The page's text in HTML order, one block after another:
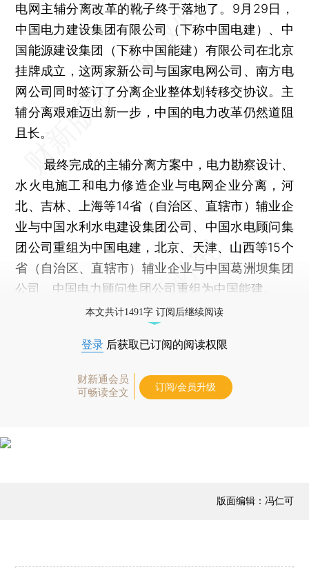
电网主辅分离改革的靴子终于落地了。9月29日，
中国电力建设集团有限公司（下称中国电建）、中
国能源建设集团（下称中国能建）有限公司在北京
挂牌成立，这两家新公司与国家电网公司、南方电
网公司同时签订了分离企业整体划转移交协议。主
辅分离艰难迈出新一步，中国的电力改革仍然道阻
且长。
最终完成的主辅分离方案中，电力勘察设计、
水火电施工和电力修造企业与电网企业分离，河
北、吉林、上海等14省（自治区、直辖市）辅业企
业与中国水利水电建设集团公司、中国水电顾问集
团公司重组为中国电建，北京、天津、山西等15个
省（自治区、直辖市）辅业企业与中国葛洲坝集团
公司、中国电力顾问集团公司重组为中国能建。
本文共计1491字 订阅后继续阅读
登录 后获取已订阅的阅读权限
财新通会员
可畅读全文
订阅/会员升级
版面编辑：冯仁可